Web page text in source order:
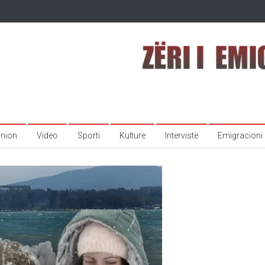
Video Sporti Kulture Intervistë Emigracioni